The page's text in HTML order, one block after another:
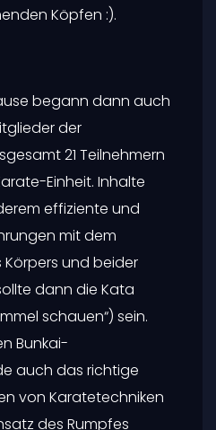
Köpfen :).
begann dann auch
der
21 Teilnehmern
Einheit. Inhalte
effiziente und
mit dem
und beider
dann die Kata
schauen“) sein.
Bunkai-
auch das richtige
von Karatetechniken
des Rumpfes